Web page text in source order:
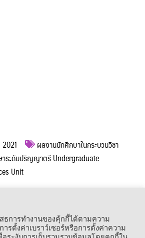
ผลงานนักศึกษาในกระบวนวิชา
าระดับปริญญาตรี Undergraduate
Unit
ธการทำงานของคุ้กกี้ได้ตามความ
รตั้งค่าเบราว์เซอร์หรือการตั้งค่าความ